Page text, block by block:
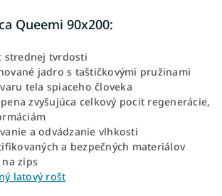
Queemi 90x200:
strednej tvrdosti
jadro s taštičkovými pružinami
tela spiaceho človeka
zvyšujúca celkový pocit regenerácie,
a odvádzanie vlhkosti
a bezpečných materiálov
zips
latový rošt